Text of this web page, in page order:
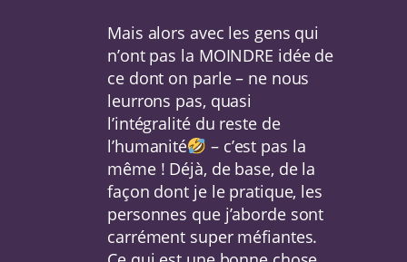
Mais alors avec les gens qui
n’ont pas la MOINDRE idée de
ce dont on parle – ne nous
leurrons pas, quasi
l’intégralité du reste de
l’humanité
– c’est pas la
même ! Déjà, de base, de la
façon dont je le pratique, les
personnes que j’aborde sont
carrément super méfiantes.